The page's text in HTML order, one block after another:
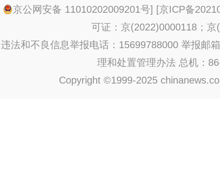
京公网安备 11010202009201号] [京ICP备
可证：京(2022)0000118；京
违法和不良信息举报电话：15699788000 举报邮
理和处置管理办法 总机：
Copyright ©1999-2025